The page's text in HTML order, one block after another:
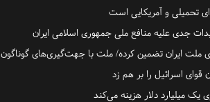
تحمیلی و آمریکایی است
جدی علیه منافع ملی جمهوری اسلامی ایران
ملت ایران تضمین کرده/ ملت با جهت‌گیری‌های
قوای اسرائیل را بر هم زد
یک میلیارد دلار هزینه می‌کند